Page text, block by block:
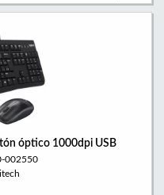
óptico 1000dpi USB
002550